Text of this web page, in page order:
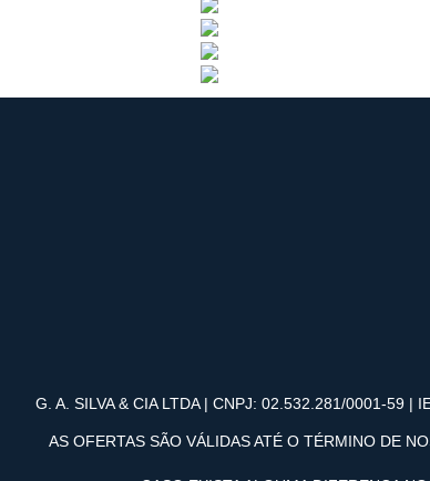
G. A. SILVA & CIA LTDA | CNPJ: 02.532.281/0001-59
AS OFERTAS SÃO VÁLIDAS ATÉ O TÉRMINO DE